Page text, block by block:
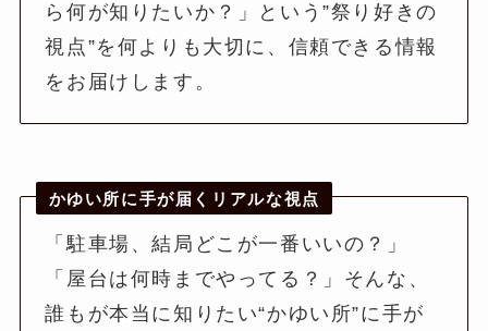
ら何が知りたいか？」という”祭り好きの
視点”を何よりも大切に、信頼できる情報
をお届けします。
かゆい所に手が届くリアルな視点
「駐車場、結局どこが一番いいの？」
「屋台は何時までやってる？」そんな、
誰もが本当に知りたい“かゆい所”に手が